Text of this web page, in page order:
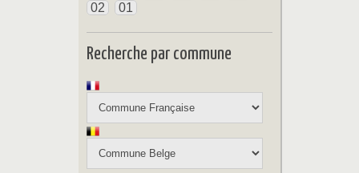
02
01
Recherche par commune